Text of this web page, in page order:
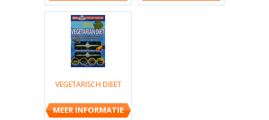
VEGETARISCH DIEËT
MEER INFORMATIE